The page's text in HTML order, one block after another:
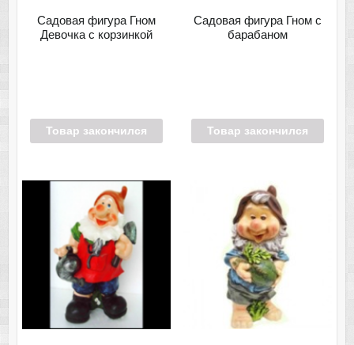
Садовая фигура Гном
Девочка с корзинкой
Товар закончился
Садовая фигура Гном с
барабаном
Товар закончился